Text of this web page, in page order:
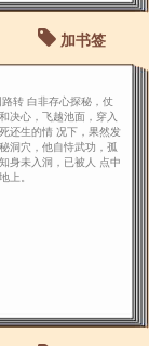
加书签
转 白非存心探秘，仗
决心，飞越池面，穿入
还生的情 况下，果然发
洞穴，他自恃武功，孤
身未入洞，已被人 点中
上。